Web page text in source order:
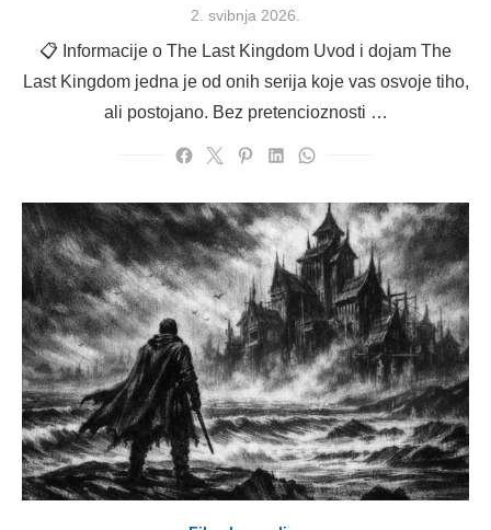
Posted
2. svibnja 2026.
📋 Informacije o The Last Kingdom Uvod i dojam The
Last Kingdom jedna je od onih serija koje vas osvoje tiho,
ali postojano. Bez pretencioznosti …